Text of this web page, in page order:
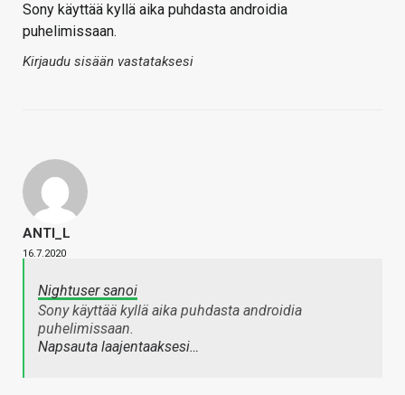
Sony käyttää kyllä aika puhdasta androidia
puhelimissaan.
Kirjaudu sisään vastataksesi
ANTI_L
16.7.2020
Nightuser sanoi
Sony käyttää kyllä aika puhdasta androidia
puhelimissaan.
Napsauta laajentaaksesi…